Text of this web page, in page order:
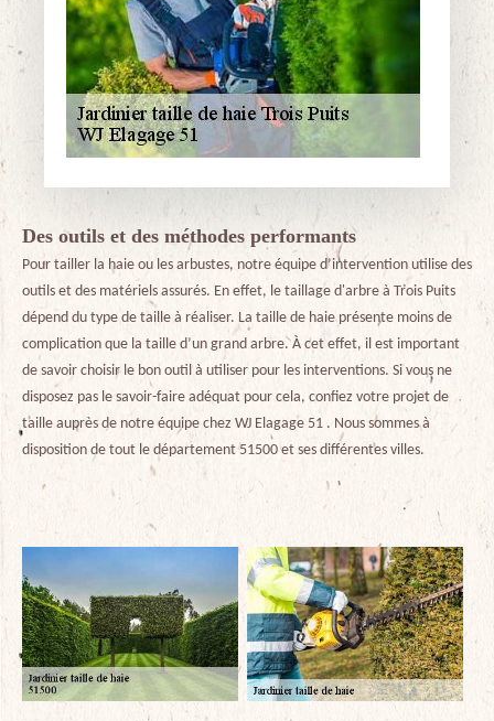
Des outils et des méthodes performants
Pour tailler la haie ou les arbustes, notre équipe d’intervention utilise des
outils et des matériels assurés. En effet, le taillage d'arbre à Trois Puits
dépend du type de taille à réaliser. La taille de haie présente moins de
complication que la taille d’un grand arbre. À cet effet, il est important
de savoir choisir le bon outil à utiliser pour les interventions. Si vous ne
disposez pas le savoir-faire adéquat pour cela, confiez votre projet de
taille auprès de notre équipe chez WJ Elagage 51 . Nous sommes à
disposition de tout le département 51500 et ses différentes villes.